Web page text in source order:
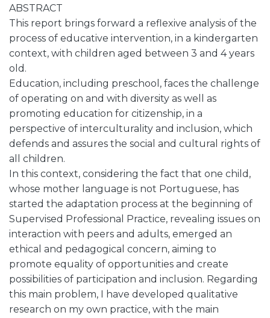
ABSTRACT
This report brings forward a reflexive analysis of the
process of educative intervention, in a kindergarten
context, with children aged between 3 and 4 years
old.
Education, including preschool, faces the challenge
of operating on and with diversity as well as
promoting education for citizenship, in a
perspective of interculturality and inclusion, which
defends and assures the social and cultural rights of
all children.
In this context, considering the fact that one child,
whose mother language is not Portuguese, has
started the adaptation process at the beginning of
Supervised Professional Practice, revealing issues on
interaction with peers and adults, emerged an
ethical and pedagogical concern, aiming to
promote equality of opportunities and create
possibilities of participation and inclusion. Regarding
this main problem, I have developed qualitative
research on my own practice, with the main